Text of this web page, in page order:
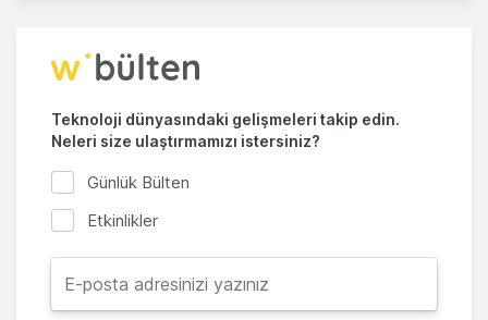
Teknoloji dünyasındaki gelişmeleri takip edin.
Neleri size ulaştırmamızı istersiniz?
Günlük Bülten
Etkinlikler